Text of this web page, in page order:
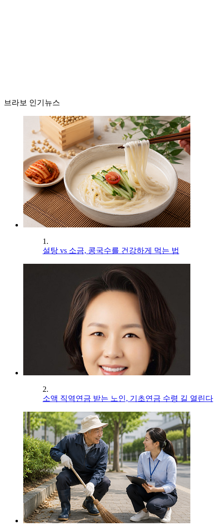
브라보 인기뉴스
1.
설탕 vs 소금, 콩국수를 건강하게 먹는 법
2.
소액 직역연금 받는 노인, 기초연금 수령 길 열린다